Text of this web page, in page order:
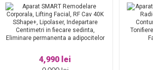
4,990 lei